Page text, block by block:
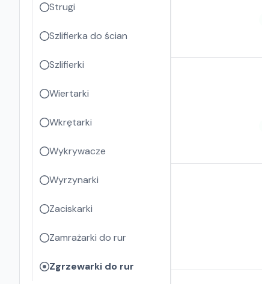
Strugi
Szlifierka do ścian
Szlifierki
Wiertarki
Wkrętarki
Wykrywacze
Wyrzynarki
Zaciskarki
Zamrażarki do rur
Zgrzewarki do rur